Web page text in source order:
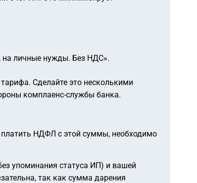
на личные нужды. Без НДС».
Сделайте это несколькими
комплаенс-службы банка.
платить НДФЛ с этой суммы, необходимо
упоминания статуса ИП) и вашей
так как сумма дарения